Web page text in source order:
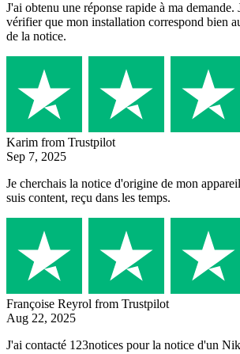
J'ai obtenu une réponse rapide à ma
vérifier que mon installation correspond bien
de la notice.
Karim from Trustpilot
Sep 7, 2025
Je cherchais la notice d'origine de mon
suis content, reçu dans les temps.
Françoise Reyrol from Trustpilot
Aug 22, 2025
J'ai contacté 123notices pour la notice d'un